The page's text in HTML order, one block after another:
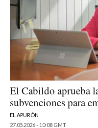
El Cabildo aprueba
subvenciones para
EL APURÓN
27.05.2026 - 10:08 GMT